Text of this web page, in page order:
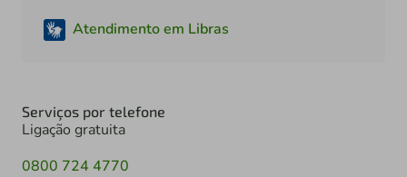
Atendimento em Libras
Serviços por telefone
Ligação gratuita
0800 724 4770